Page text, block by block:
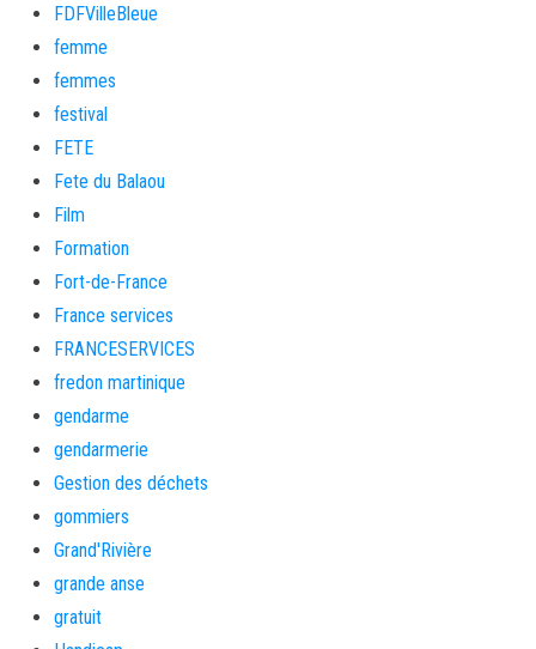
FDFVilleBleue
femme
femmes
festival
FETE
Fete du Balaou
Film
Formation
Fort-de-France
France services
FRANCESERVICES
fredon martinique
gendarme
gendarmerie
Gestion des déchets
gommiers
Grand'Rivière
grande anse
gratuit